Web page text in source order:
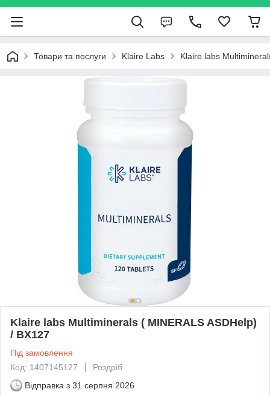
Товари та послуги Klaire Labs Klaire labs
Klaire labs Multiminerals ( MINERALS ASDHelp)
/ BX127
Під замовлення
Код: 1407145127
Роздріб
Відправка з 31 серпня 2026